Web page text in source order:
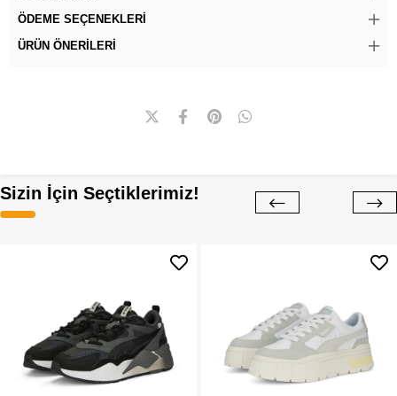
ÖDEME SEÇENEKLERI
ÜRÜN ÖNERILERI
Sizin İçin Seçtiklerimiz!